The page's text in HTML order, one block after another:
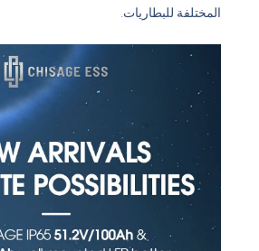
المختلفة للبطاريات.